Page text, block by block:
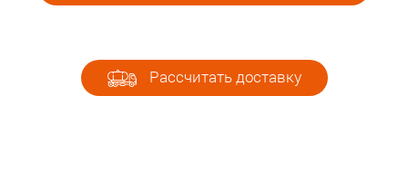
Рассчитать доставку